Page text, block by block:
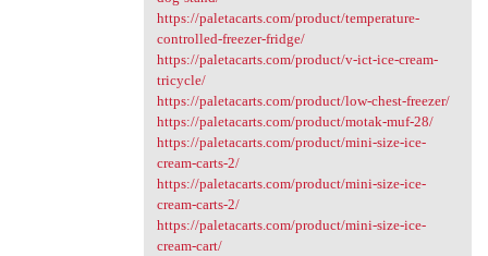
https://paletacarts.com/product/temperature-
controlled-freezer-fridge/
https://paletacarts.com/product/v-ict-ice-cream-
tricycle/
https://paletacarts.com/product/low-chest-freezer/
https://paletacarts.com/product/motak-muf-28/
https://paletacarts.com/product/mini-size-ice-
cream-carts-2/
https://paletacarts.com/product/mini-size-ice-
cream-carts-2/
https://paletacarts.com/product/mini-size-ice-
cream-cart/